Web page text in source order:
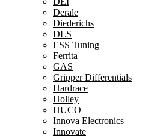
Derale
Diederichs
DLS
ESS Tuning
Ferrita
GAS
Gripper Differentials
Hardrace
Holley
HUCO
Innova Electronics
Innovate